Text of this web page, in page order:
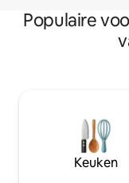
Populaire
Keuken